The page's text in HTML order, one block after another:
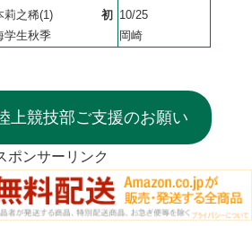
莉之稀(1)
初
学生秋季
10/25
岡崎
上競技部ご支援のお願い
ポンサーリンク